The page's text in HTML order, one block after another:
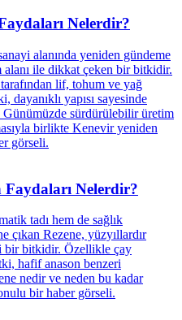
Nelerdir?
Nelerdir?